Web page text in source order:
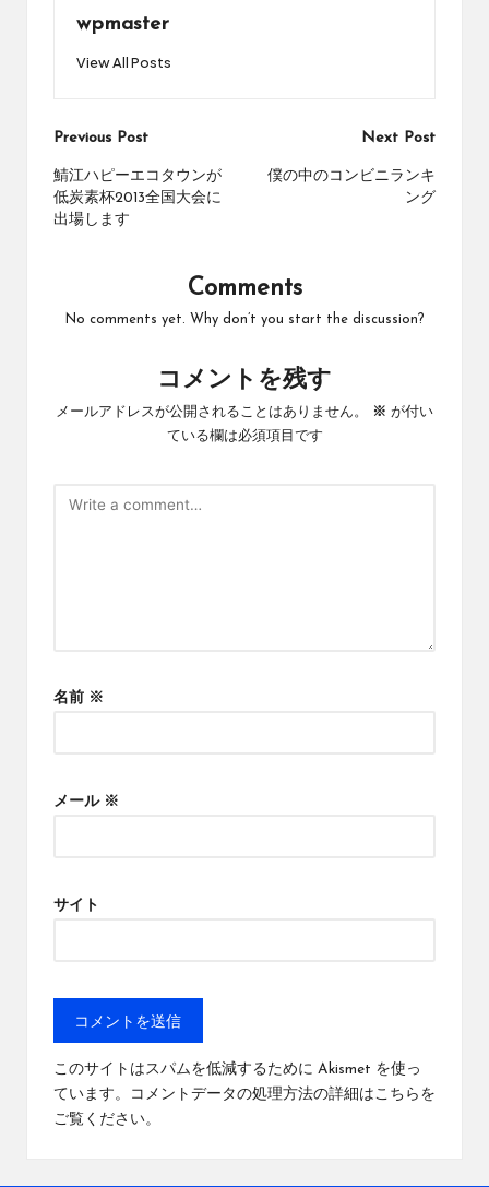
wpmaster
View All Posts
Post
navigation
Previous Post
鯖江ハピーエコタウンが
低炭素杯2013全国大会に
出場します
Next Post
僕の中のコンビニランキ
ング
Comments
No comments yet. Why don’t you start the discussion?
コメントを残す
メールアドレスが公開されることはありません。 ※ が付い
ている欄は必須項目です
名前 ※
メール ※
サイト
このサイトはスパムを低減するために Akismet を使っ
ています。
コメントデータの処理方法の詳細はこちらを
ご覧ください。